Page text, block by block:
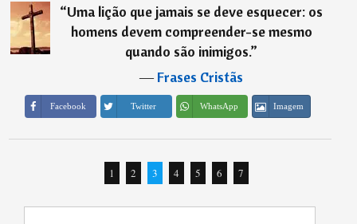
“Uma lição que jamais se deve esquecer: os
homens devem compreender-se mesmo
quando são inimigos.”
―Frases Cristãs
Facebook Twitter WhatsApp Imagem
1 2 3 4 5 6 7